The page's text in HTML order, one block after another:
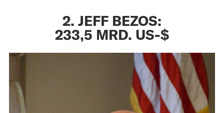
2. JEFF BEZOS:
233,5 MRD. US-$